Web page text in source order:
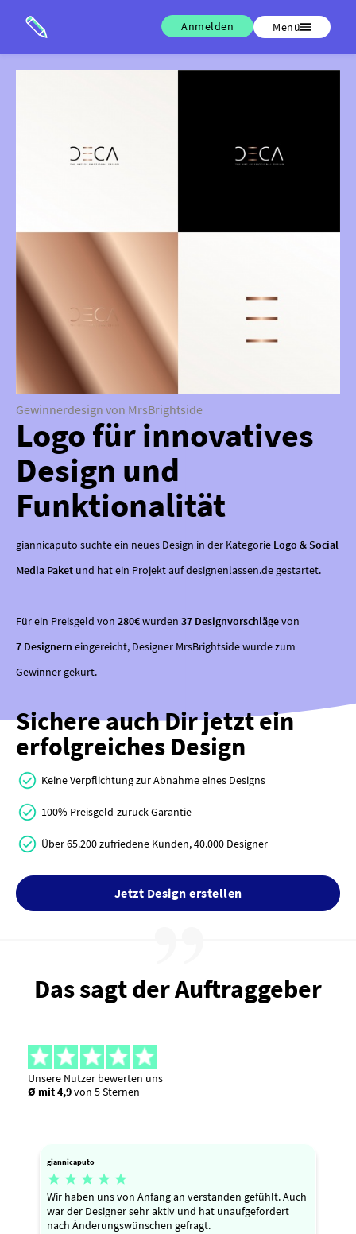
Anmelden Menü
Gewinnerdesign von MrsBrightside
Logo für innovatives
Design und
Funktionalität
giannicaputo suchte ein neues Design in der Kategorie Logo & Social
Media Paket und hat ein Projekt auf designenlassen.de gestartet.
Für ein Preisgeld von 280€wurden 37 Designvorschlägevon
7 Designern eingereicht, Designer MrsBrightside wurde zum
Gewinner gekürt.
Sichere auch Dir jetzt ein
erfolgreiches Design
Keine Verpflichtung zur Abnahme eines Designs
100% Preisgeld-zurück-Garantie
Über 65.200 zufriedene Kunden, 40.000 Designer
Jetzt Design erstellen
Das sagt der Auftraggeber
Unsere Nutzer bewerten uns
Ø mit 4,9von 5 Sternen
giannicaputo
    
Wir haben uns von Anfang an verstanden gefühlt. Auch
war der Designer sehr aktiv und hat unaufgefordert
nach Ànderungswünschen gefragt.